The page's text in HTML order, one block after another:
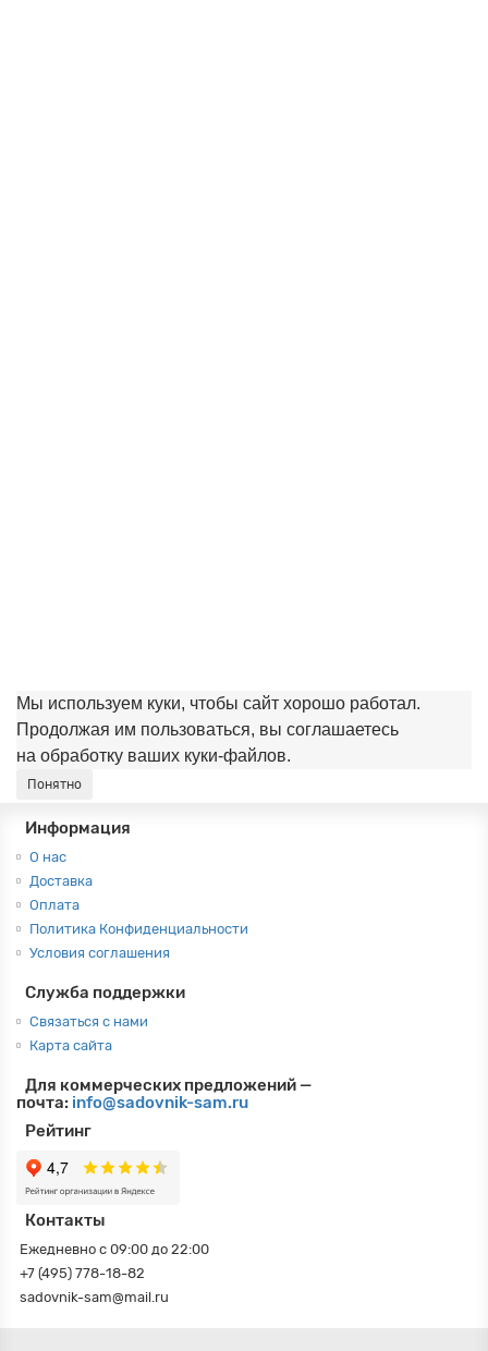
Мы используем куки, чтобы сайт хорошо работал.
Продолжая им пользоваться, вы соглашаетесь
на обработку ваших куки‑файлов.
Понятно
Информация
О нас
Доставка
Оплата
Политика Конфиденциальности
Условия соглашения
Служба поддержки
Связаться с нами
Карта сайта
Для коммерческих предложений —
почта: info@sadovnik-sam.ru
Рейтинг
Контакты
Ежедневно с 09:00 до 22:00
+7 (495) 778-18-82
sadovnik-sam@mail.ru